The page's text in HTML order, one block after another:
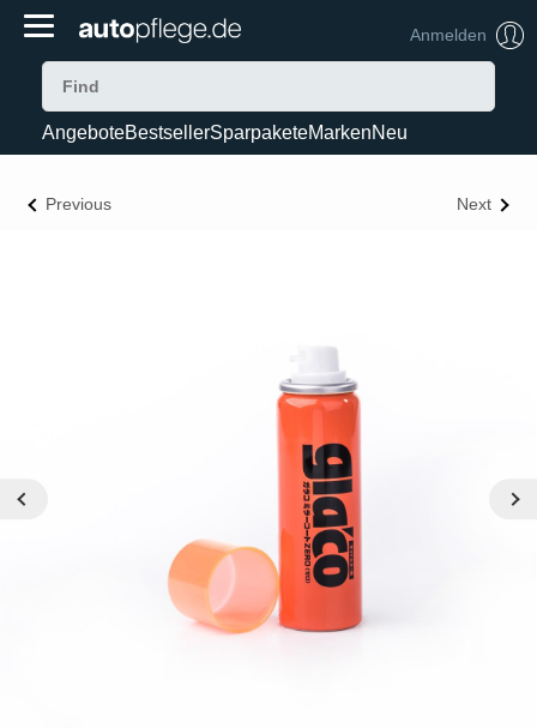
Anmelden
AngeboteBestsellerSparpaketeMarkenNeu
Previous Next